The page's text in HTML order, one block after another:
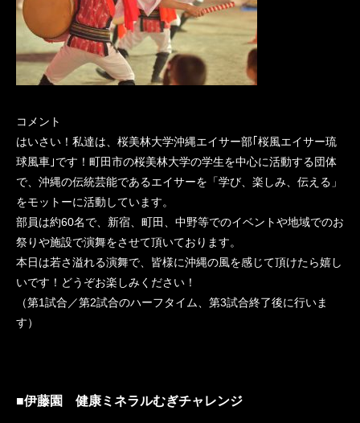
コメント
はいさい！私達は、桜美林大学沖縄エイサー部｢桜風エイサー琉
球風車｣です！町田市の桜美林大学の学生を中心に活動する団体
で、沖縄の伝統芸能であるエイサーを「学び、楽しみ、伝える」
をモットーに活動しています。
部員は約60名で、新宿、町田、中野等でのイベントや地域でのお
祭りや施設で演舞をさせて頂いております。
本日は若さ溢れる演舞で、皆様に沖縄の風を感じて頂けたら嬉し
いです！どうぞお楽しみください！
（第1試合／第2試合のハーフタイム、第3試合終了後に行いま
す）
■伊藤園 健康ミネラルむぎチャレンジ